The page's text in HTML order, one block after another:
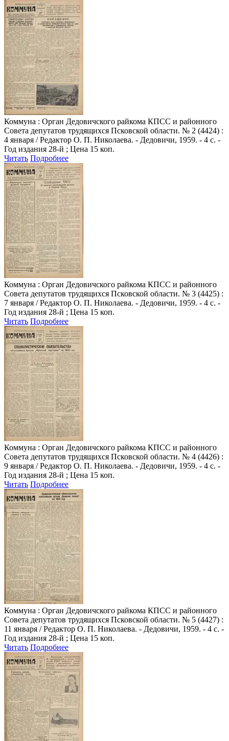
Коммуна : Орган Дедовичского райкома КПСС и районного
Совета депутатов трудящихся Псковской области. № 2 (4424) :
4 января / Редактор О. П. Николаева. - Дедовичи, 1959. - 4 с. -
Год издания 28-й ; Цена 15 коп.
Читать Подробнее
Коммуна : Орган Дедовичского райкома КПСС и районного
Совета депутатов трудящихся Псковской области. № 3 (4425) :
7 января / Редактор О. П. Николаева. - Дедовичи, 1959. - 4 с. -
Год издания 28-й ; Цена 15 коп.
Читать Подробнее
Коммуна : Орган Дедовичского райкома КПСС и районного
Совета депутатов трудящихся Псковской области. № 4 (4426) :
9 января / Редактор О. П. Николаева. - Дедовичи, 1959. - 4 с. -
Год издания 28-й ; Цена 15 коп.
Читать Подробнее
Коммуна : Орган Дедовичского райкома КПСС и районного
Совета депутатов трудящихся Псковской области. № 5 (4427) :
11 января / Редактор О. П. Николаева. - Дедовичи, 1959. - 4 с. -
Год издания 28-й ; Цена 15 коп.
Читать Подробнее